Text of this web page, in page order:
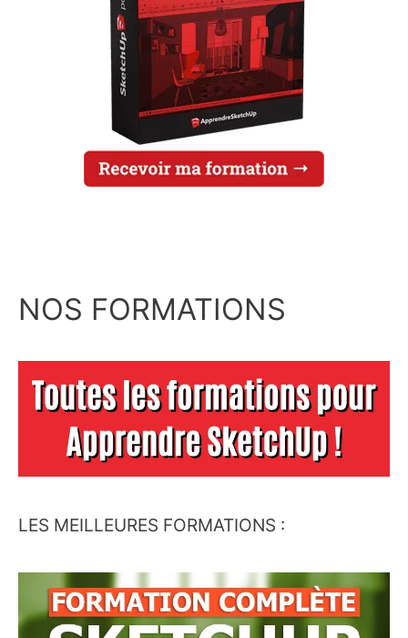
NOS FORMATIONS
LES MEILLEURES FORMATIONS :